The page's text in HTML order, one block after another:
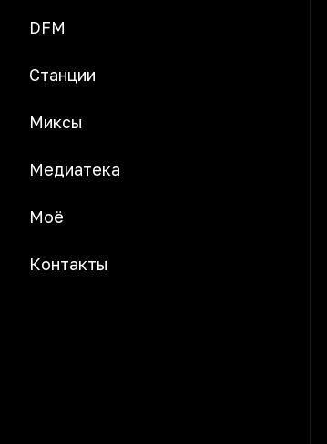
DFM
Станции
Миксы
Медиатека
Моё
Контакты